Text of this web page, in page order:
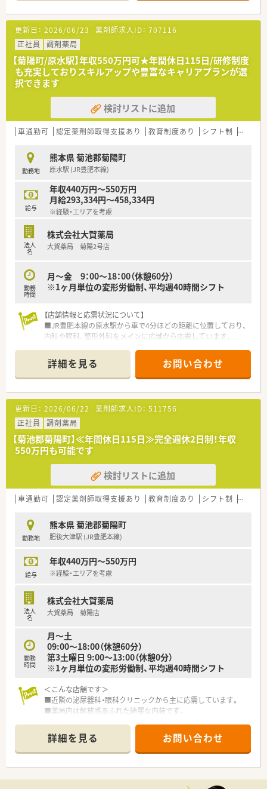
【法人特徴について】
■大正12年に天草市で創業した歴史ある薬局グループで、熊本
県内を中心に20店舗以上を展開しています。
■全店舗にピッキング支援システムを完備しており、調剤過誤を
未然に防ぐための設備投資を惜しまない法人です。
■オンライン会議やe-learningを通じた教育制度が充実してお
り、パート勤務の方のスキルアップも支援します。
【こんな取り組みをしています】
■「活性化会議」と銘打ったグループ合同の勉強会を定期開催
し、店舗の枠を超えた薬剤師間の交流を深めています。
医療DXに触れながら日々の業務をアップデートできます。
■調剤過誤防止のためにシステム導入を徹底しており、安全で確
実な調剤を組織全体でバックアップする体制です。
【やりがい/おすすめポイント】
■一人薬剤師の時間帯であっても、慣れるまでは2名体制で丁寧
に指導を行うため、安心してスタートを切ることができます。
深い信頼関係を築けることに大きなやりがいを感じます。
■老舗ならではの安心感と、最新の調剤支援システムが共存して
更新日： 2026/06/23 薬剤師求人ID： 707116
正社員
調剤薬局
【菊陽町/原水駅】年収550万円可★年間休日115日/研修制度
も充実しておりスキルアップや豊富なキャリアプランが選
択できます
検討リストに追加
車通勤可 認定薬剤師取得支援あり 教育制度あり シフト制 かかり
勤務地
熊本県 菊池郡菊陽町
原水駅 (JR豊肥本線)
給与
年収440万円～550万円
月給293,334円～458,334円
※経験・エリアを考慮
法人
名
株式会社大賀薬局
大賀薬局 菊陽2号店
勤務
時間
月～金 9：00～18：00（休憩60分）
※1ヶ月単位の変形労働制、平均週40時間シフト
【店舗情報と応需状況について】
■JR豊肥本線の原水駅から車で4分ほどの距離に位置しており、
内科や眼科、整形外科をメインに広域から応需しています。
おり、患者様一人ひとりと丁寧に向き合うことが可能です。
■薬剤師の体制は常勤1名とパート3名で構成されており、ゆと
りを持って日々の調剤業務や服薬指導に取り組める環境です。
【法人特徴について】
■福岡県を中心に九州全域で110店舗以上を展開しており、九州
最大手の調剤薬局チェーンとして安定した基盤を持っています。
■病院門前から医療モール型まで多種多様な店舗形態を運営し
ており、薬剤師として幅広い実務経験を積むことが可能です。
■全社員の残業ゼロを目標に掲げており、最新機器の導入や適正
な人員配置によって働きやすい職場づくりを徹底しています。
【こんな取り組みをしています】
■最新の調剤機器や処方箋送信アプリを積極的に導入すること
す。
■全店舗で薬歴情報をオンライン共有しており、どの店舗を利用
されても正確な飲み合わせ確認ができる体制を構築していま
■ハートクロス休暇という長期有給休暇の取得を推奨しており、
リフレッシュすることで仕事の質を高める文化を大切にしてい
詳細を見る お問い合わせ
更新日： 2026/06/22 薬剤師求人ID： 511756
正社員
調剤薬局
【菊池郡菊陽町】≪年間休日115日≫完全週休2日制！年収
550万円も可能です
検討リストに追加
車通勤可 認定薬剤師取得支援あり 教育制度あり シフト制 かかり
勤務地
熊本県 菊池郡菊陽町
肥後大津駅 (JR豊肥本線)
給与
年収440万円～550万円
※経験・エリアを考慮
法人
名
株式会社大賀薬局
大賀薬局 菊陽店
勤務
時間
月～土
09:00～18:00（休憩60分）
第3土曜日 9:00～13:00（休憩0分）
※1ヶ月単位の変形労働制、平均週40時間シフト
＜こんな店舗です＞
■近隣の泌尿器科・眼科クリニックから主に応需しています。
■薬局内は解放感あふれた綺麗な内装です。
＜こんな薬局です＞
■福岡県を中心に100店舗以上展開しています。
■病院門前から医療モール型、マンツーマン型まで幅広い形態の
舗でOTCの取り扱いがあるため、調剤だけではなくOTCも経験で
詳細を見る お問い合わせ